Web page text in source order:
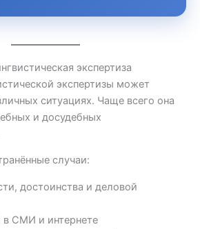
экспертиза
экспертизы может
ситуациях. Чаще всего она
и досудебных
случаи:
достоинства и деловой
в СМИ и интернете